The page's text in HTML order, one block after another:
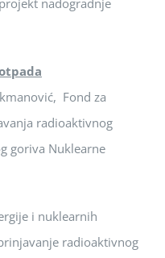
Fond za
radioaktivnog
goriva Nuklearne
i nuklearnih
radioaktivnog